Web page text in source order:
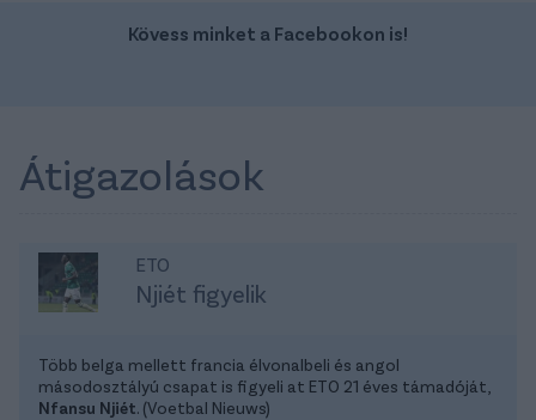
Kövess minket a Facebookon is!
Átigazolások
ETO
Njiét figyelik
Több belga mellett francia élvonalbeli és angol
másodosztályú csapat is figyeli at ETO 21 éves támadóját,
Nfansu Njiét. (Voetbal Nieuws)